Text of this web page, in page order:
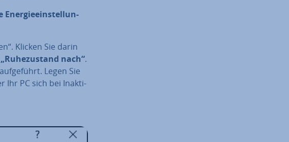
En­er­gie­ein­stel­lun­
Klicken Sie darin
„Ru­he­zu­stand nach“.
Legen Sie
Ihr PC sich bei In­ak­ti­